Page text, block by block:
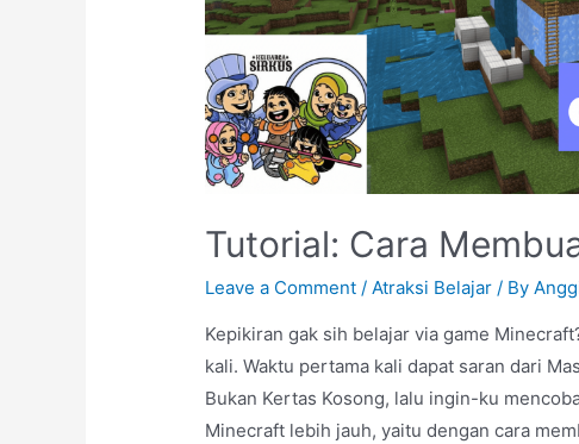
Tutorial: Cara
Leave a Comment /Atraksi Belajar / By
Kepikiran gak sih belajar via game
kali. Waktu pertama kali dapat saran dari
Bukan Kertas Kosong, lalu ingin-ku
Minecraft lebih jauh, yaitu dengan cara